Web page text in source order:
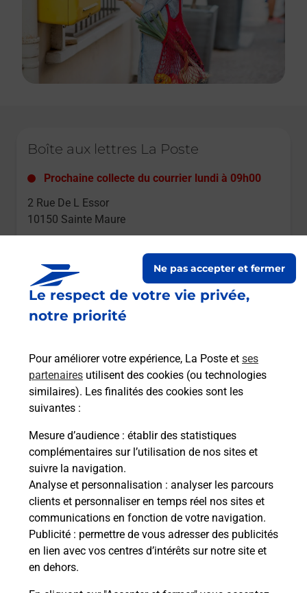
Le respect de votre vie privée,
notre priorité
Pour améliorer votre expérience, La Poste et ses
partenaires utilisent des cookies (ou technologies
similaires). Les finalités des cookies sont les
suivantes :
Mesure d’audience : établir des statistiques
complémentaires sur l’utilisation de nos sites et
suivre la navigation.
Analyse et personnalisation : analyser les parcours
clients et personnaliser en temps réel nos sites et
communications en fonction de votre navigation.
Publicité : permettre de vous adresser des publicités
en lien avec vos centres d’intérêts sur notre site et
en dehors.
Ne pas accepter et fermer
Boîte aux lettres La Poste
Prochaine collecte du courrier lundi à 09h00
2 Rue De L Essor
10150 Sainte Maure
Boîte aux lettres La Poste
35 Grande Rue
10150 Sainte Maure
Le lien s'ouvre dans un nouvel onglet
Boîte aux lettres La Poste
Prochaine collecte du courrierlundià 08h00
27 Route De Vermoise
10150 Sainte Maure
Le lien s'ouvre dans un nouvel onglet